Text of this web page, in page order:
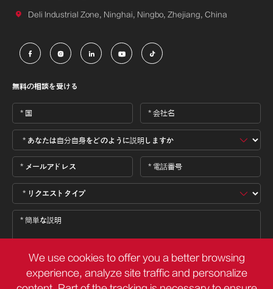
 Deli Industrial Zone, Ninghai, Ningbo, Zhejiang, China
    
無料の相談を受ける
We use cookies to offer you a better browsing
experience, analyze site traffic and personalize